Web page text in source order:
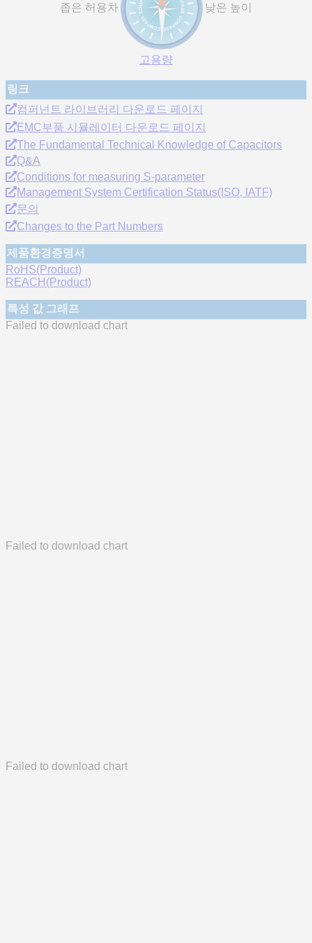
좁은 허용차 낮은 높이
고용량
링크
컴퍼넌트 라이브러리 다운로드 페이지
EMC부품 시뮬레이터 다운로드 페이지
The Fundamental Technical Knowledge of Capacitors
Q&A
Conditions for measuring S-parameter
Management System Certification Status(ISO, IATF)
문의
Changes to the Part Numbers
제품환경증명서
RoHS(Product)
REACH(Product)
특성 값 그래프
Failed to download chart
Failed to download chart
Failed to download chart